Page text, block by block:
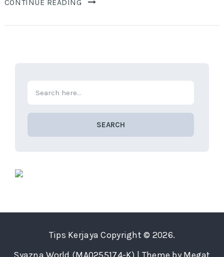
CONTINUE READING
SEARCH
Tips Kerjaya Copyright © 2026.